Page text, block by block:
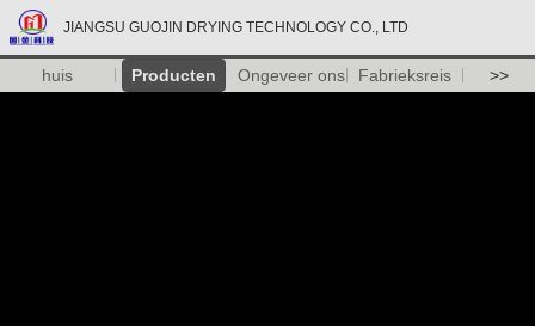
JIANGSU GUOJIN DRYING TECHNOLOGY CO., LTD
huis Producten Ongeveer ons Fabrieksreis >>